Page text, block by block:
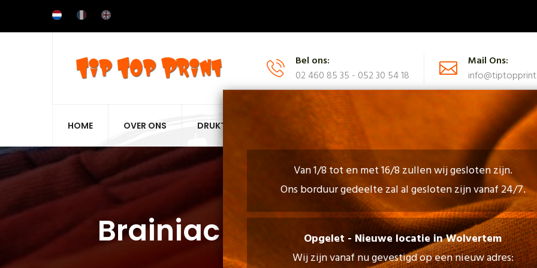
Bel ons:
02 460 85 35 - 052 30 54 18
Mail Ons:
HOME OVER ONS DRUKTECHNIEKEN CATALOGUS NEEM CONTACT OP
Brainiac 3-Piece Wooden
Van 1/8 tot en met 16/8 zullen wij gesloten zijn.
Ons borduur gedeelte zal al gesloten zijn vanaf 24/7.
Opgelet - Nieuwe locatie in Wolvertem
Wij zijn vanaf nu gevestigd op een nieuw adres: